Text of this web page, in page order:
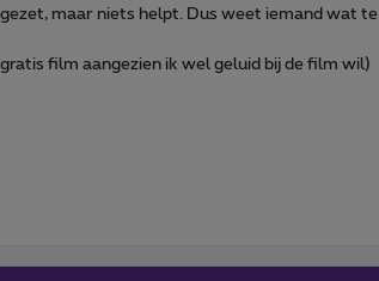
maar niets helpt. Dus weet iemand wat te
film aangezien ik wel geluid bij de film wil)